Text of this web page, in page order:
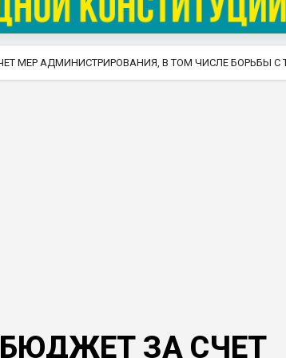
МЕР АДМИНИСТРИРОВАНИЯ, В ТОМ ЧИСЛЕ БОРЬБЫ
БЮДЖЕТ ЗА СЧЕТ